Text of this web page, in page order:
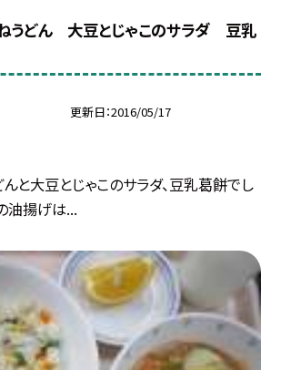
どん 大豆とじゃこのサラダ 豆乳
更新日 2016/05/17
と大豆とじゃこのサラダ、豆乳葛餅でし
油揚げは...